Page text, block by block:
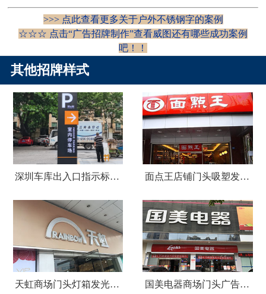
>>> 点此查看更多关于户外不锈钢字的案例
☆☆☆ 点击“广告招牌制作”查看威图还有哪些成功案例
吧！
！
其他招牌样式
深圳车库出入口指示标识牌制作 面点王店铺门头吸塑发光字广告招牌
天虹商场门头灯箱发光字广告招牌 国美电器商场门头广告招牌设计制作安装